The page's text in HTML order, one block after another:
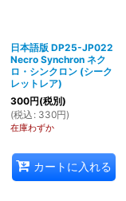
日本語版 DP25-JP022
Necro Synchron ネク
ロ・シンクロン (シーク
レットレア)
300円(税別)
(税込 : 330円)
在庫わずか
カートに入れる